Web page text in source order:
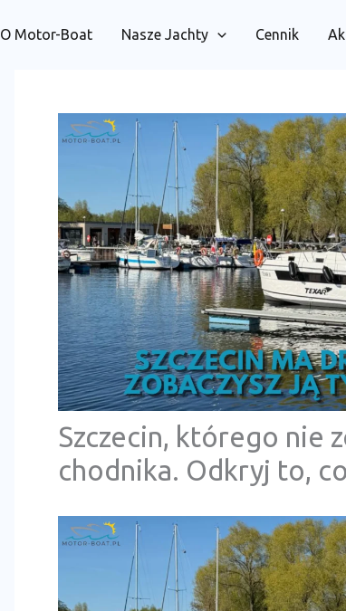
O Motor-Boat Nasze Jachty Cennik
Szczecin, którego nie
chodnika. Odkryj to,